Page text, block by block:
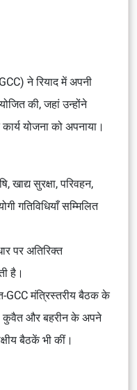
ने रियाद में अपनी
की, जहां उन्होंने
योजना को अपनाया।
खाद्य सुरक्षा, परिवहन,
गतिविधियाँ सम्मिलित
पर अतिरिक्त
है।
GCC मंत्रिस्तरीय बैठक के
कुवैत और बहरीन के अपने
बैठकें भी कीं।